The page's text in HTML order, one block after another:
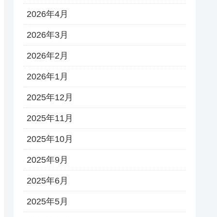
2026年4月
2026年3月
2026年2月
2026年1月
2025年12月
2025年11月
2025年10月
2025年9月
2025年6月
2025年5月